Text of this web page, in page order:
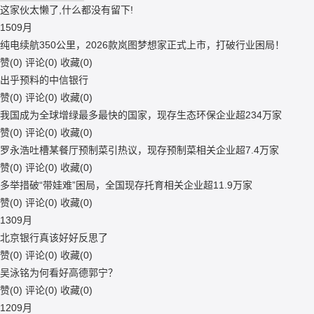
这家伙太懒了,什么都没有留下!
1509月
纯电续航350公里，2026款岚图梦想家正式上市，打破行业困局！
赞(0) 评论(0) 收藏(0)
出乎预料的中信银行
赞(0) 评论(0) 收藏(0)
我国成为全球增绿最多最快的国家，现存生态环保企业超234万家
赞(0) 评论(0) 收藏(0)
罗永浩吐槽某餐厅预制菜引热议，现存预制菜相关企业超7.4万家
赞(0) 评论(0) 收藏(0)
多举措破“带娃难”困局，全国现存托育相关企业超11.9万家
赞(0) 评论(0) 收藏(0)
1309月
北京银行真该好好反思了
赞(0) 评论(0) 收藏(0)
吴泳铭为何看好高德郭宁？
赞(0) 评论(0) 收藏(0)
1209月